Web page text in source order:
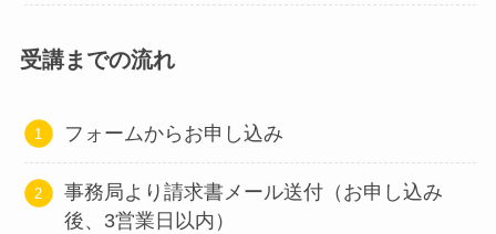
受講までの流れ
フォームからお申し込み
事務局より請求書メール送付（お申し込み
後、3営業日以内）